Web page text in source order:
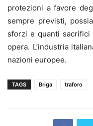
protezioni a favore
sempre previsti,
sforzi e quanti sacrifici
opera. L’industria
nazioni europee.
TAGS Briga traforo